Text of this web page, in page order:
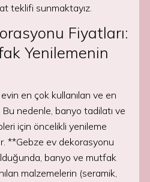
teklifi sunmaktayız.
Fiyatları:
Yenilemenin
en çok kullanılan ve en
Bu nedenle, banyo tadilatı ve
için öncelikli yenileme
**Gebze ev dekorasyonu
banyo ve mutfak
malzemelerin (seramik,